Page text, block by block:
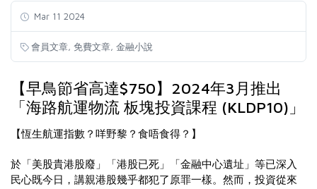
Mar 11 2024
會員文章, 免費文章, 金融小說
【早鳥節省高達$750】2024年3月推出
「海路航運物流 板塊投資課程 (KLDP10)」
【恆生航運指數？咩野黎？食唔食得？】
於「美股貴港股廢」「港股已死」「金融中心遺址」等已深入
民心既今日，講親港股幾乎都犯了原罪一樣。然而，投資從來